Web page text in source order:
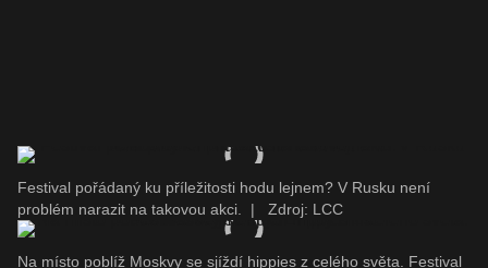
Festival pořádaný ku příležitosti hodu lejnem? V Rusku není
problém narazit na takovou akci.
| Zdroj: LCC
Na místo poblíž Moskvy se sjíždí hippies z celého světa. Festival